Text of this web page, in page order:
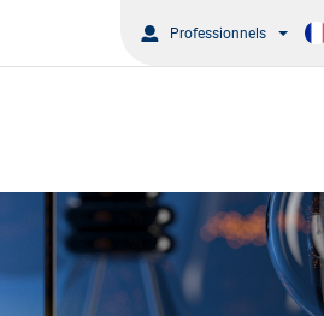
Professionnels